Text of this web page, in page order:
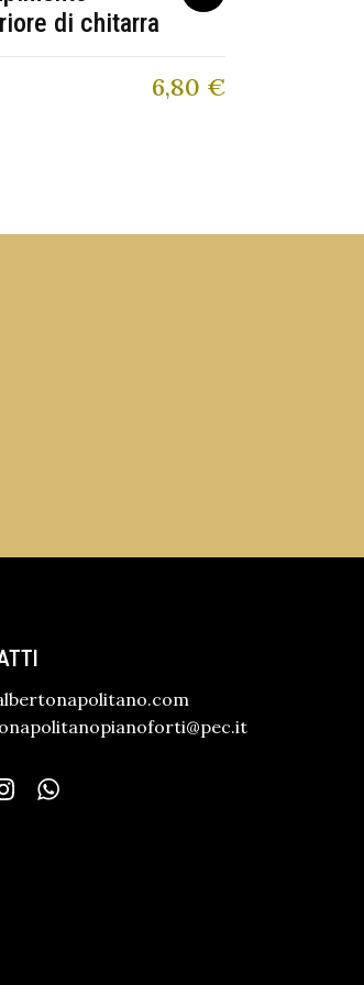
di chitarra
6,80 €